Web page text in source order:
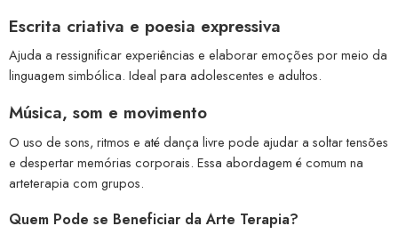
Escrita criativa e poesia expressiva
Ajuda a ressignificar experiências e elaborar emoções por meio da
linguagem simbólica. Ideal para adolescentes e adultos.
Música, som e movimento
O uso de sons, ritmos e até dança livre pode ajudar a soltar tensões
e despertar memórias corporais. Essa abordagem é comum na
arteterapia com grupos.
Quem Pode se Beneficiar da Arte Terapia?